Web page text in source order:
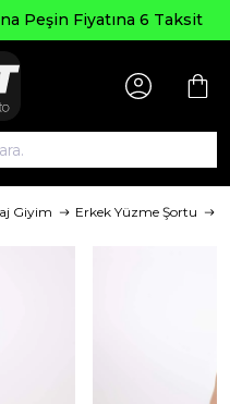
Peşin Fiyatına 6 Taksit
Giyim Erkek Yüzme Şortu